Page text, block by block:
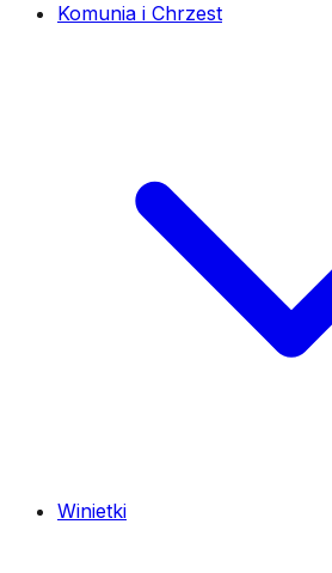
Komunia i Chrzest
Winietki